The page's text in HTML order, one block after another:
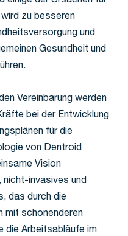
zu besseren
und
Gesundheit und
Vereinbarung werden
bei der Entwicklung
für die
von Dentroid
Vision
nicht-invasives und
das durch die
mit schonenderen
die Arbeitsabläufe im